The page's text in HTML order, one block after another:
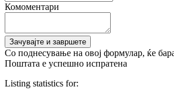
Комоментари
Со поднесување на овој формулар, ќе
Поштата е успешно испратена
Listing statistics for: